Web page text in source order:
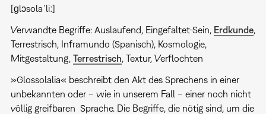
[ɡlɔsolaˈliː]
Verwandte Begriffe: Auslaufend, Eingefaltet-Sein, Erdkunde,
Terrestrisch, Inframundo (Spanisch), Kosmologie,
Mitgestaltung, Terrestrisch, Textur, Verflochten
»Glossolalia« beschreibt den Akt des Sprechens in einer
unbekannten oder – wie in unserem Fall – einer noch nicht
völlig greifbaren Sprache. Die Begriffe, die nötig sind, um die